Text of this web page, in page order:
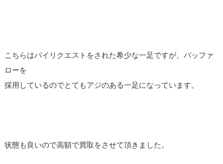
こちらはバイリクエストをされた希少な一足ですが、バッファ
ローを
採用しているのでとてもアジのある一足になっています。
状態も良いので高額で買取をさせて頂きました。